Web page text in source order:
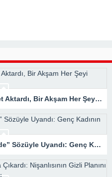
Kayınvalidesine Yıllarca Servet Aktardı, Bir Akşam Her Şeyi Değiştiren Gerçeği Öğrendi
Kayınvalidesinin “Borcunu Öde” Sözüyle Uyandı: Genç Kadının Sınırları Bütün Aileyi Değiştirdi